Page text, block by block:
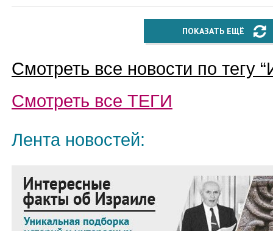
ПОКАЗАТЬ ЕЩЁ
Смотреть все новости по тегу “
Смотреть все ТЕГИ
Лента новостей: